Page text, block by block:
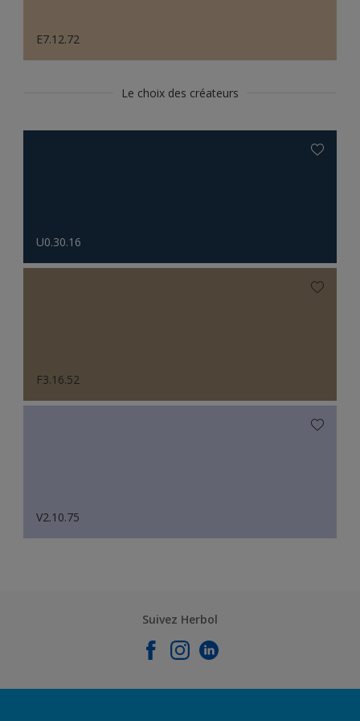
E7.12.72
Le choix des créateurs
U0.30.16
F3.16.52
V2.10.75
Suivez Herbol